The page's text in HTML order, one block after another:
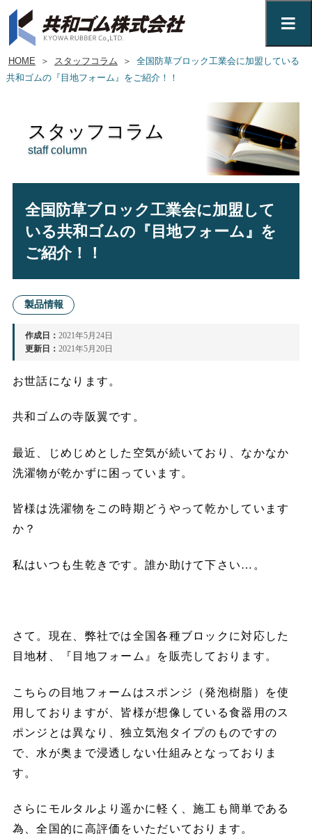
HOME ＞ スタッフコラム ＞
全国防草ブロック工業会に加盟している
共和ゴムの『目地フォーム』をご紹介！！
スタッフコラム
staff column
全国防草ブロック工業会に加盟して
いる共和ゴムの『目地フォーム』を
ご紹介！！
製品情報
作成日： 2021年5月24日
更新日： 2021年5月20日
お世話になります。
共和ゴムの寺阪翼です。
最近、じめじめとした空気が続いており、なかなか
洗濯物が乾かずに困っています。
皆様は洗濯物をこの時期どうやって乾かしています
か？
私はいつも生乾きです。誰か助けて下さい…。
さて。現在、弊社では全国各種ブロックに対応した
目地材、『目地フォーム』を販売しております。
こちらの目地フォームはスポンジ（発泡樹脂）を使
用しておりますが、皆様が想像している食器用のス
ポンジとは異なり、独立気泡タイプのものですの
で、水が奥まで浸透しない仕組みとなっておりま
す。
さらにモルタルより遥かに軽く、施工も簡単である
為、全国的に高評価をいただいております。